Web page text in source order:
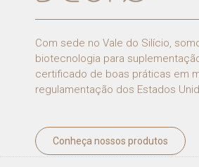
Com sede no Vale do Silício,
biotecnologia para
certificado de boas práticas em
regulamentação dos Estados
Conheça nossos produtos